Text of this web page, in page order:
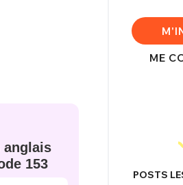
anglais
153
ME
POSTS